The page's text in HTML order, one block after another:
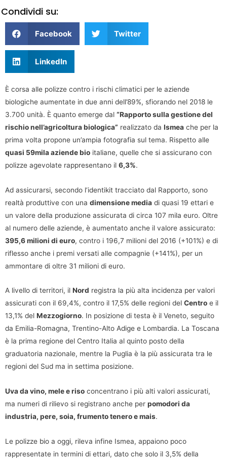
Condividi su:
Facebook Twitter
LinkedIn
È corsa alle polizze contro i rischi climatici per le aziende
biologiche aumentate in due anni dell’89%, sfiorando nel 2018 le
3.700 unità. È quanto emerge dal “Rapporto sulla gestione del
rischio nell’agricoltura biologica” realizzato da Ismea che per la
prima volta propone un’ampia fotografia sul tema. Rispetto alle
quasi 59mila aziende bio italiane, quelle che si assicurano con
polizze agevolate rappresentano il 6,3%.
Ad assicurarsi, secondo l’identikit tracciato dal Rapporto, sono
realtà produttive con una dimensione media di quasi 19 ettari e
un valore della produzione assicurata di circa 107 mila euro. Oltre
al numero delle aziende, è aumentato anche il valore assicurato:
395,6 milioni di euro, contro i 196,7 milioni del 2016 (+101%) e di
riflesso anche i premi versati alle compagnie (+141%), per un
ammontare di oltre 31 milioni di euro.
A livello di territori, il Nord registra la più alta incidenza per valori
assicurati con il 69,4%, contro il 17,5% delle regioni del Centro e il
13,1% del Mezzogiorno. In posizione di testa è il Veneto, seguito
da Emilia-Romagna, Trentino-Alto Adige e Lombardia. La Toscana
è la prima regione del Centro Italia al quinto posto della
graduatoria nazionale, mentre la Puglia è la più assicurata tra le
regioni del Sud ma in settima posizione.
Uva da vino, mele e riso concentrano i più alti valori assicurati,
ma numeri di rilievo si registrano anche per pomodori da
industria, pere, soia, frumento tenero e mais.
Le polizze bio a oggi, rileva infine Ismea, appaiono poco
rappresentate in termini di ettari, dato che solo il 3,5% della